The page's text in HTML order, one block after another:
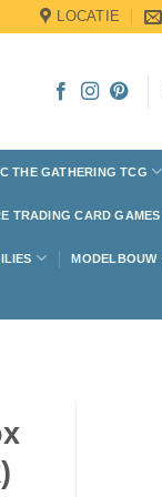
LOCATIE
THE GATHERING TCG
TRADING CARD GAMES
MODELBOUW